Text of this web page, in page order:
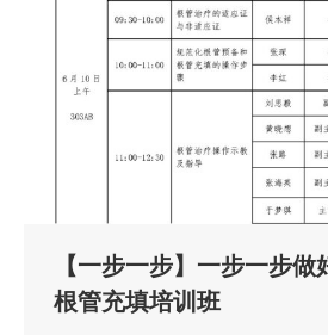
【一步一步】一步一步
根管充填培训班